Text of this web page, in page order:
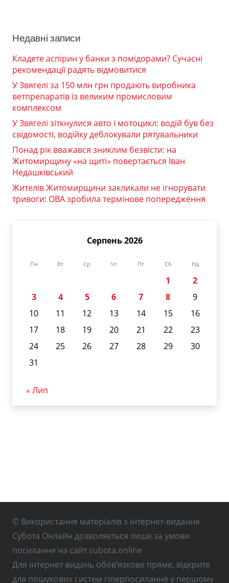
Недавні записи
Кладете аспірин у банки з помідорами? Сучасні
рекомендації радять відмовитися
У Звягелі за 150 млн грн продають виробника
ветпрепаратів із великим промисловим
комплексом
У Звягелі зіткнулися авто і мотоцикл: водій був без
свідомості, водійку деблокували рятувальники
Понад рік вважався зниклим безвісти: на
Житомирщину «на щиті» повертається Іван
Недашківський
Жителів Житомирщини закликали не ігнорувати
тривоги: ОВА зробила термінове попередження
Серпень 2026
Пн Вт Ср Чт Пт Сб Нд
1
2
3
4 5 6 7 8
9
10
11 12 13 14 15
16
17
18 19 20 21 22
23
24
25 26 27 28 29
30
31
« Лип
© Використання матеріалів з інтернет-видання
Субота Онлайн дозволяється лише за умови
посилання на сайт subota.online
Для інтернет-видань обов’язкове пряме, відкрите
для пошукових систем гіперпосилання у першому